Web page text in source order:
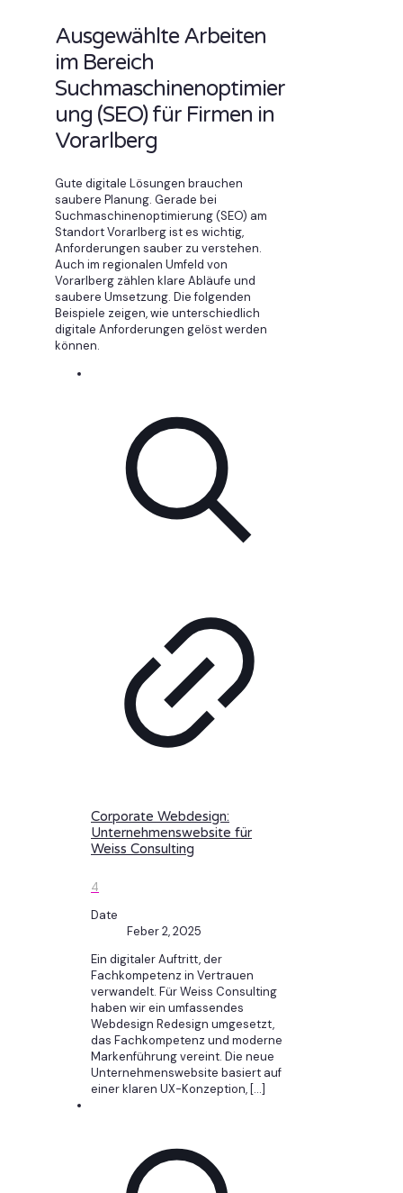
Ausgewählte Arbeiten
im Bereich
Suchmaschinenoptimier
ung (SEO) für Firmen in
Vorarlberg
Gute digitale Lösungen brauchen
saubere Planung. Gerade bei
Suchmaschinenoptimierung (SEO) am
Standort Vorarlberg ist es wichtig,
Anforderungen sauber zu verstehen.
Auch im regionalen Umfeld von
Vorarlberg zählen klare Abläufe und
saubere Umsetzung. Die folgenden
Beispiele zeigen, wie unterschiedlich
digitale Anforderungen gelöst werden
können.
Corporate Webdesign:
Unternehmenswebsite für
Weiss Consulting
4
Date
Feber 2, 2025
Ein digitaler Auftritt, der
Fachkompetenz in Vertrauen
verwandelt. Für Weiss Consulting
haben wir ein umfassendes
Webdesign Redesign umgesetzt,
das Fachkompetenz und moderne
Markenführung vereint. Die neue
Unternehmenswebsite basiert auf
einer klaren UX-Konzeption, […]